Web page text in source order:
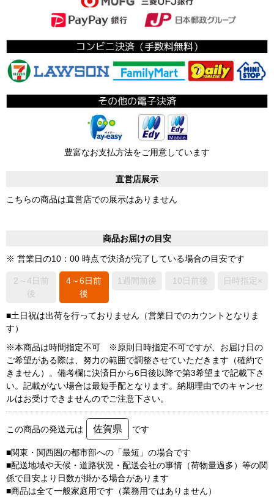
豊富なお支払方法をご用意しています
直営店展示
こちらの商品は直営店での展示はありません
商品お届けの目安
※ 営業日の10：00 時点で決済が完了している場合の目安です
2～4日前
後
4～6日前
後
1週間前後 10日前後 日時指定×
■土日祝は出荷を行っておりません（営業日でのカウントとなりま
す）
※本商品は時間指定不可 ※原則日時指定不可ですが、お届け日の
ご希望がある際は、努力の範囲で調整させていただきます（確約で
きません）。備考欄に決済日から6日後以降で第3希望まで記載下さ
い。記載がない場合は最短手配となります。納期理由でのキャンセ
ルはお受けできませんのでご注意下さい。
この商品の発送元は 佐賀県 です
■関東・関西圏の都市部への「最短」の場合です
■配送地域や天候・道路状況・配送会社の事情（荷物量過多）等の関
係で目安より日数が掛かる場合があります
■商品は全て一般家庭用です（業務用ではありません）